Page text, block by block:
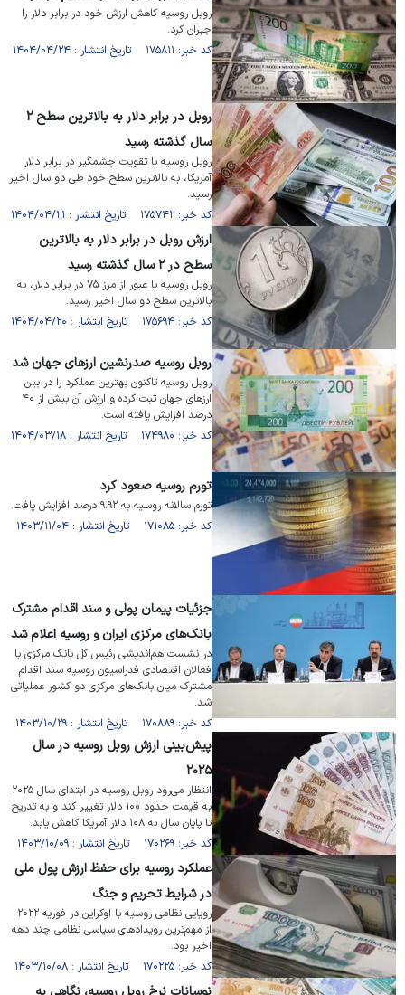
روبل روسیه کاهش ارزش خود در برابر دلار را
جبران کرد.
کد خبر: ۱۷۵۸۱۱ تاریخ انتشار : ۱۴۰۴/۰۴/۲۴
روبل در برابر دلار به بالاترین سطح ۲
سال گذشته رسید
روبل روسیه با تقویت چشمگیر در برابر دلار
آمریکا، به بالاترین سطح خود طی دو سال اخیر
رسید.
کد خبر: ۱۷۵۷۴۲ تاریخ انتشار : ۱۴۰۴/۰۴/۲۱
ارزش روبل در برابر دلار به بالاترین
سطح در ۲ سال گذشته رسید
روبل روسیه با عبور از مرز ۷۵ در برابر دلار، به
بالاترین سطح دو سال اخیر رسید.
کد خبر: ۱۷۵۶۹۴ تاریخ انتشار : ۱۴۰۴/۰۴/۲۰
روبل روسیه صدرنشین ارز‌های جهان شد
روبل روسیه تاکنون بهترین عملکرد را در بین
ارز‌های جهان ثبت کرده و ارزش آن بیش از ۴۰
درصد افزایش یافته است.
کد خبر: ۱۷۴۹۸۰ تاریخ انتشار : ۱۴۰۴/۰۳/۱۸
تورم روسیه صعود کرد
تورم سالانه روسیه به ۹.۹۲ درصد افزایش یافت.
کد خبر: ۱۷۱۰۸۵ تاریخ انتشار : ۱۴۰۳/۱۱/۰۴
جزئیات پیمان پولی و سند اقدام مشترک
بانک‌های مرکزی ایران و روسیه اعلام شد
در نشست هم‌اندیشی رئیس کل بانک مرکزی با
فعالان اقتصادی فدراسیون روسیه سند اقدام
مشترک میان بانک‌های مرکزی دو کشور عملیاتی
شد.
کد خبر: ۱۷۰۸۸۹ تاریخ انتشار : ۱۴۰۳/۱۰/۲۹
پیش‌بینی ارزش روبل روسیه در سال
۲۰۲۵
انتظار می‌رود روبل روسیه در ابتدای سال ۲۰۲۵
به قیمت حدود ۱۰۰ دلار تغییر کند و به تدریج
تا پایان سال به ۱۰۸ دلار آمریکا کاهش یابد.
کد خبر: ۱۷۰۲۶۹ تاریخ انتشار : ۱۴۰۳/۱۰/۰۹
عملکرد روسیه برای حفظ ارزش پول ملی
در شرایط تحریم و جنگ
رویایی نظامی روسیه با اوکراین در فوریه ۲۰۲۲
از مهم‌ترین رویداد‌های سیاسی نظامی چند دهه
اخیر بود.
کد خبر: ۱۷۰۲۲۵ تاریخ انتشار : ۱۴۰۳/۱۰/۰۸